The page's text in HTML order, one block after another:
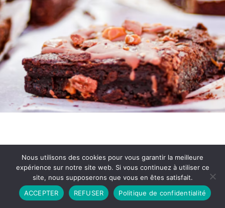
Partenariat Contact
Politique de Confidentialité
CGU
Copyright © 2026 - Propulsé par DIEUDUDIABLE
Nous utilisons des cookies pour vous garantir la meilleure
expérience sur notre site web. Si vous continuez à utiliser ce
site, nous supposerons que vous en êtes satisfait.
ACCEPTER
REFUSER Politique de confidentialité